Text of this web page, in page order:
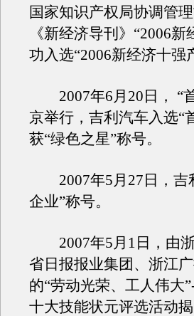
国家知识产权局协调管
《新经济导刊》“2006
功入选“2006新经济十强
2007年6月20日， “
京举行，吉利汽车入选“
获“绿色之星”称号。
2007年5月27日，吉
企业”称号。
2007年5月1日，由浙
省日报报业集团、浙江
的“劳动光荣、工人伟大
十大技能状元评选活动